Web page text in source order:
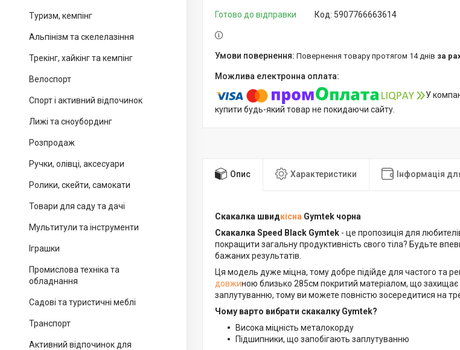
Туризм, кемпінг
Альпінізм та скелелазіння
Трекінг, хайкінг та кемпінг
Велоспорт
Спорт і активний відпочинок
Лижі та сноубординг
Розпродаж
Ручки, олівці, аксесуари
Ролики, скейти, самокати
Товари для саду та дачі
Мультитули та інструменти
Іграшки
Промислова техніка та
обладнання
Садові та туристичні меблі
Транспорт
Активний відпочинок для
Готово до відправки Код: 5907766663614
повернення товару протягом 14 днів за
У
купити будь-який товар не покидаючи сайту.
Опис Характеристики Інформація
Скакалка швидкісна Gymtek чорна
Скакалка Speed Black Gymtek - це пропозиція для
покращити загальну продуктивність свого тіла? Будьте
бажаних результатів.
Ця модель дуже міцна, тому добре підійде для частого та
довжиною близько 285см покритий матеріалом, що захищає
заплутуванню, тому ви можете повністю зосередитися на
Чому варто вибрати скакалку Gymtek?
Висока міцність металокорду
Підшипники, що запобігають заплутуванню